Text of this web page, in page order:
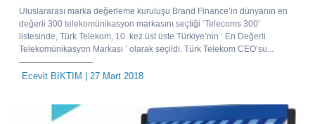
Uluslararası marka değerleme kuruluşu Brand Finance’in dünyanın en
değerli 300 telekomünikasyon markasını seçtiği ‘Telecoms 300’
listesinde, Türk Telekom, 10. kez üst üste Türkiye’nin ‘ En Değerli
Telekomünikasyon Markası ’ olarak seçildi. Türk Telekom CEO’su...
Ecevit BIKTIM | 27 Mart 2018